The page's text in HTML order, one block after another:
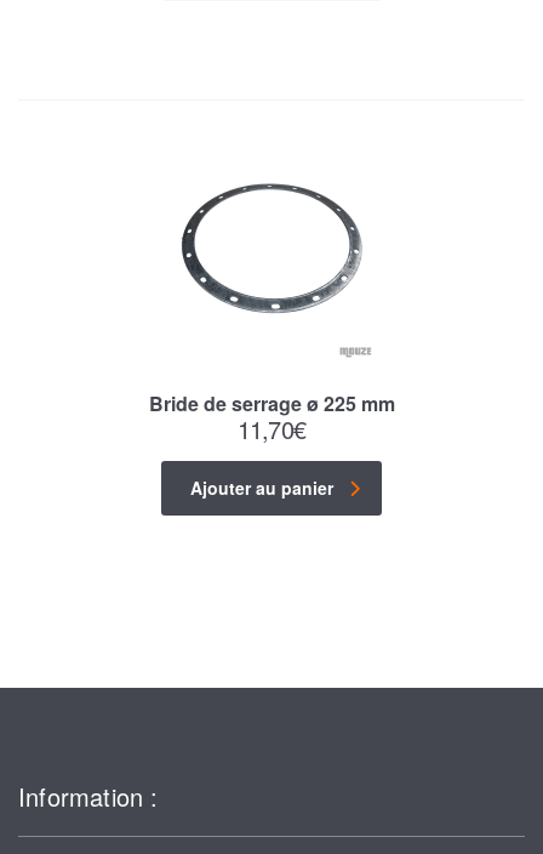
Bride de serrage ø 225 mm
11,70€
Ajouter au panier
Information :